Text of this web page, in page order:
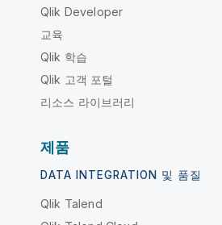
Qlik Developer
교육
Qlik 학습
Qlik 고객 포털
리소스 라이브러리
제품
DATA INTEGRATION 및 품질
Qlik Talend